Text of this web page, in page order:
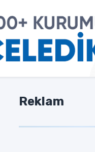
Reklam